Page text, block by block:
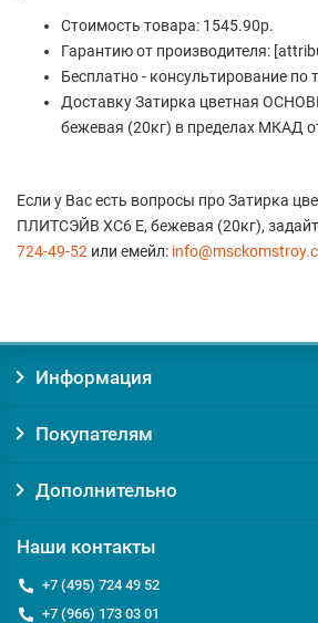
Стоимость товара: 1545.90р.
Гарантию от производителя:
Бесплатно - консультирование по
Доставку Затирка цветная
бежевая (20кг) в пределах МКАД
Если у Вас есть вопросы про Затирка
ПЛИТСЭЙВ XC6 E, бежевая (20кг),
724-49-52 или емейл:
Информация
Покупателям
Дополнительно
Наши контакты
+7 (495) 724 49 52
+7 (966) 173 03 01